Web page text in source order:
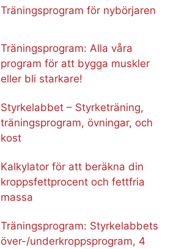
Träningsprogram för nybörjaren
Träningsprogram: Alla våra
program för att bygga muskler
eller bli starkare!
Styrkelabbet – Styrketräning,
träningsprogram, övningar, och
kost
Kalkylator för att beräkna din
kroppsfettprocent och fettfria
massa
Träningsprogram: Styrkelabbets
över-/underkroppsprogram, 4